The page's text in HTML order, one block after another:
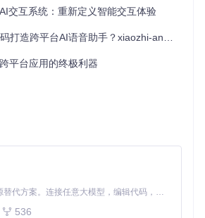
交互系统：重新定义智能交互体验
跨平台AI语音助手？xiaozhi-android-client全解析
平台应用的终极利器
Claude Code 的开源替代方案。连接任意大模型，编辑代码，运行命令，自动验证 — 全自动执行。用 Rust 构建，极致性能。 ｜ An open-source alternative to Claude Code. Connect any LLM, edit code, run commands, and verify changes — autonomously. Built in Rust for speed. Get Started
536